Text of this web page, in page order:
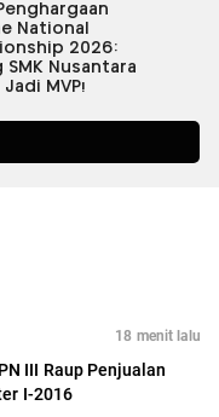
18 menit lalu
III Raup Penjualan
I-2016